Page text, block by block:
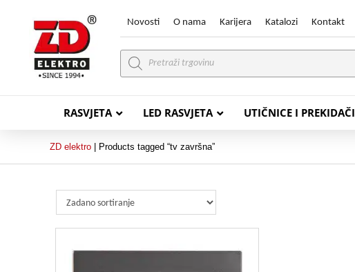
Novosti O nama Karijera Katalozi Kontakt
Products
search
RASVJETA LED RASVJETA UTIČNICE I PREKIDAČI
PVC VODIČI
ZD elektro Products tagged “tv završna”